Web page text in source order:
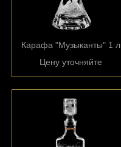
Карафа "Музыканты" 1 л
Цену уточняйте